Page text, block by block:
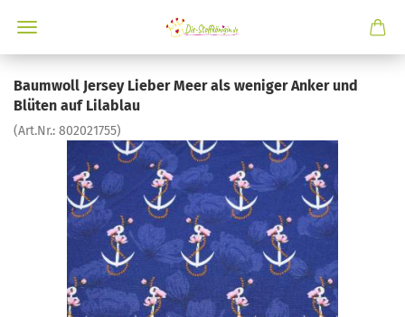
Baumwoll Jersey Lieber Meer als weniger Anker und
Blüten auf Lilablau
(Art.Nr.: 802021755)